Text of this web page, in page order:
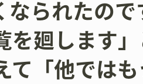
られたので
を廻します
て「他では